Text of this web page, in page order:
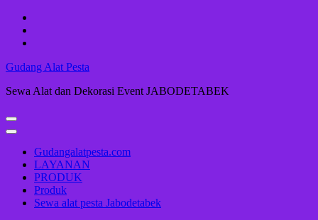
Gudang Alat Pesta
Sewa Alat dan Dekorasi Event JABODETABEK
Gudangalatpesta.com
LAYANAN
PRODUK
Produk
Sewa alat pesta Jabodetabek